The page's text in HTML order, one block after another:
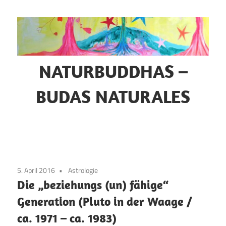
Inhalt
springen
NATURBUDDHAS –
BUDAS NATURALES
Tierkommunikation
5. April 2016 Astrologie
Die „beziehungs (un) fähige“
Generation (Pluto in der Waage /
ca. 1971 – ca. 1983)